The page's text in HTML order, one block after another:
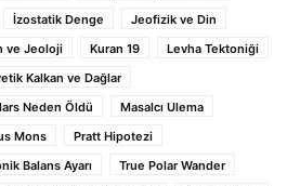
İzostatik Denge
Jeofizik ve Din
ve Jeoloji Kuran 19
Levha Tektoniği
Kalkan ve Dağlar
Neden Öldü
Masalcı Ulema
Mons
Pratt Hipotezi
Balans Ayarı
True Polar Wander